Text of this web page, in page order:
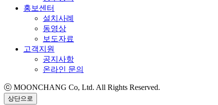
홍보센터
설치사례
동영상
보도자료
고객지원
공지사항
온라인 문의
ⓒ MOONCHANG Co, Ltd. All Rights Reserved.
상단으로